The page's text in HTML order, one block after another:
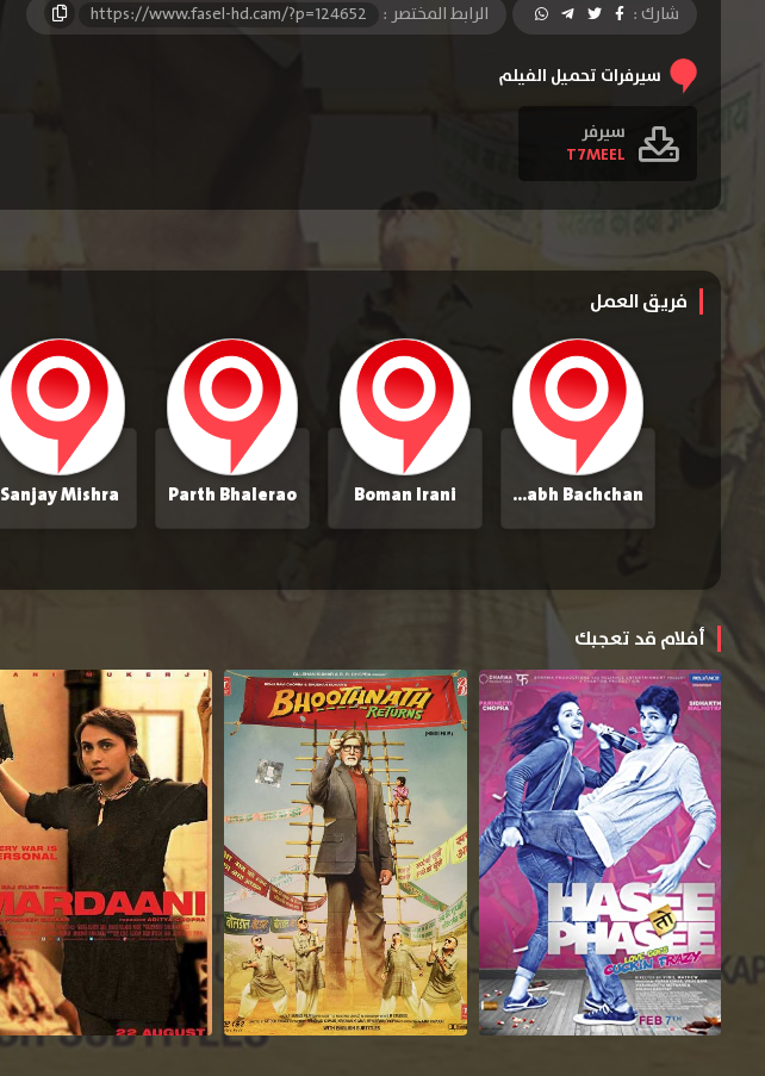
شارك : الرابط المختصر : https://www.fasel-hd.cam/?p=124652
سيرفرات تحميل الفيلم
سيرفر
T7MEEL
فريق العمل
Amitabh Bachchan
Boman Irani
Parth Bhalerao
Sanjay Mishra
أفلام قد تعجبك